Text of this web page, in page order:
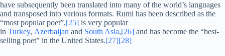
have subsequently been translated into many of the world’s languages
and transposed into various formats. Rumi has been described as the
“most popular poet”,[25] is very popular
in Turkey, Azerbaijan and South Asia,[26] and has become the “best-
selling poet” in the United States.[27][28]